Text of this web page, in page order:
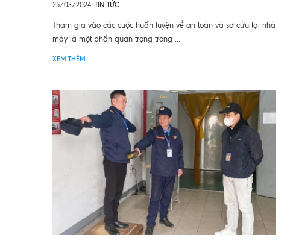
25/03/2024 TIN TỨC
Tham gia vào các cuộc huấn luyện về an toàn và sơ cứu tại nhà
máy là một phần quan trọng trong ...
XEM THÊM